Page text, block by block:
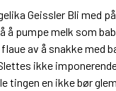
Geissler Bli med
pumpe melk som
av å snakke med
ikke
tingen en ikke bør